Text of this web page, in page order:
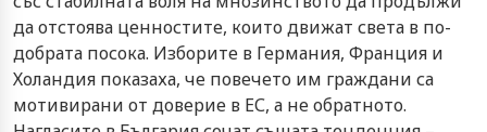
да отстоява ценностите, които движат света в по-
добрата посока. Изборите в Германия, Франция и
Холандия показаха, че повечето им граждани са
мотивирани от доверие в ЕС, а не обратното.